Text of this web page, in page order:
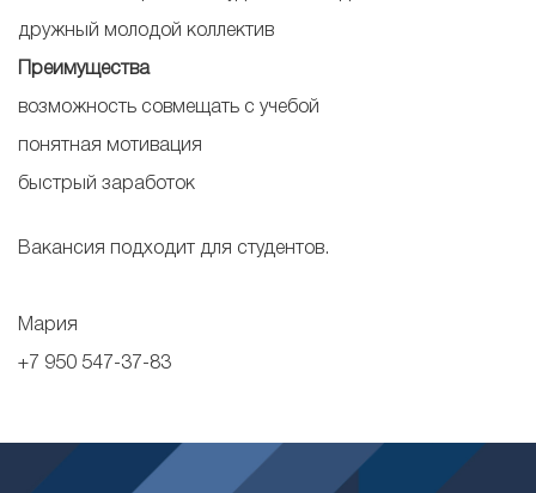
дружный молодой коллектив
Преимущества
возможность совмещать с учебой
понятная мотивация
быстрый заработок
Вакансия подходит для студентов.
Мария
+7 950 547-37-83